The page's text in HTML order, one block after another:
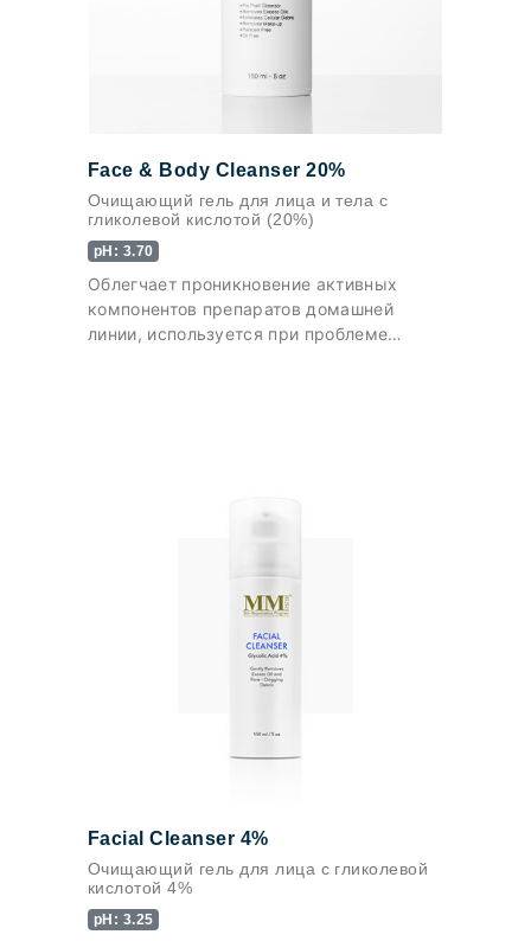
Face & Body Cleanser 20%
Очищающий гель для лица и тела с
гликолевой кислотой (20%)
pH: 3.70
Облегчает проникновение активных
компонентов препаратов домашней
линии, используется при проблеме
Facial Cleanser 4%
Очищающий гель для лица с гликолевой
кислотой 4%
pH: 3.25